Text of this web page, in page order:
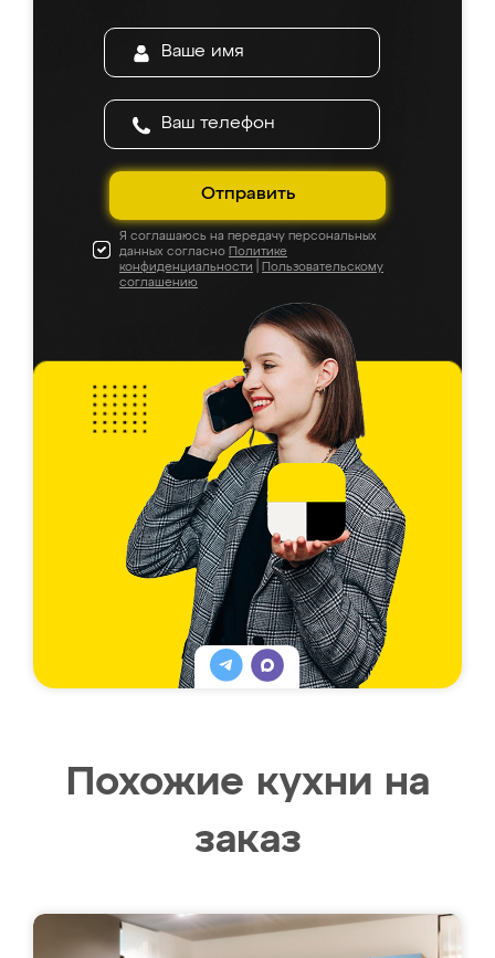
Отправить
Я соглашаюсь на передачу персональных
данных согласно Политике
конфиденциальности
Пользовательскому
соглашению
Похожие кухни на
заказ